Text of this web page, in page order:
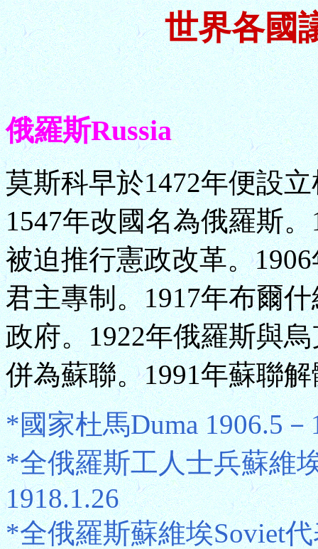
世界各國
俄羅斯Russia
莫斯科早於1472年便設
1547年改國名為俄羅斯
被迫推行憲政改革。
君主專制。1917年布爾
政府。1922年俄羅斯與
併為蘇聯。1991年蘇聯
*國家杜馬Duma 1906.5－
*全俄羅斯工人士兵蘇維
1918.1.26
*全俄羅斯蘇維埃Soviet代